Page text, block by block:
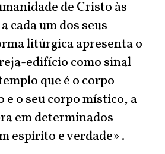
de Cristo às
cada um dos seus
litúrgica apresenta o
edifício como sinal
que é o corpo
e o seu corpo místico, a
em determinados
espírito e verdade» .